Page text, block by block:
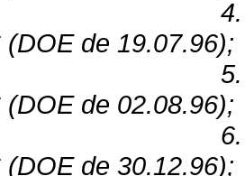
(DOE de 19.07.96);
(DOE de 02.08.96);
(DOE de 30.12.96);